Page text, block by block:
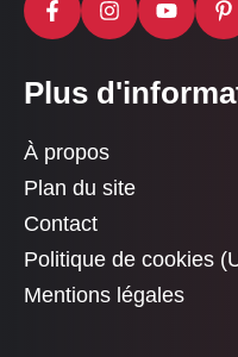
Plus
À propos
Plan du site
Contact
Politique de cookies
Mentions légales